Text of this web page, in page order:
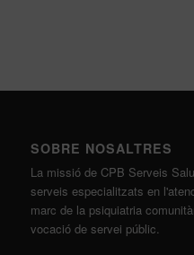
SOBRE NOSALTRES
La missió de CPB Serveis
serveis especialitzats en
marc de la psiquiatria
vocació de servei públic.